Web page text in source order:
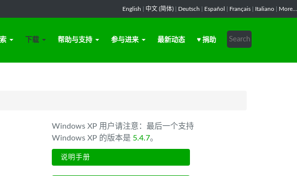
English 中文 (简体) Deutsch Español Français Italiano More...
下载 帮助与支持 参与进来 最新动态 ♥ 捐助
Windows XP 用户请注意：最后一个支持
Windows XP 的版本是 5.4.7。
说明手册